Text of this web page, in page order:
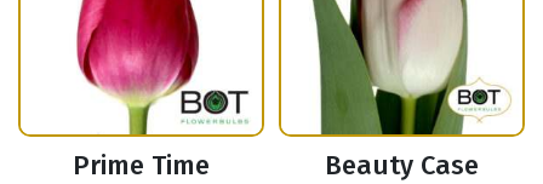
Prime Time Beauty Case